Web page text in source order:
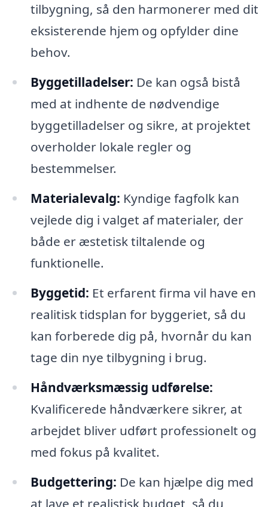
tilbygning, så den harmonerer med dit
eksisterende hjem og opfylder dine
behov.
Byggetilladelser: De kan også bistå
med at indhente de nødvendige
byggetilladelser og sikre, at projektet
overholder lokale regler og
bestemmelser.
Materialevalg: Kyndige fagfolk kan
vejlede dig i valget af materialer, der
både er æstetisk tiltalende og
funktionelle.
Byggetid: Et erfarent firma vil have en
realitisk tidsplan for byggeriet, så du
kan forberede dig på, hvornår du kan
tage din nye tilbygning i brug.
Håndværksmæssig udførelse:
Kvalificerede håndværkere sikrer, at
arbejdet bliver udført professionelt og
med fokus på kvalitet.
Budgettering: De kan hjælpe dig med
at lave et realistisk budget, så du